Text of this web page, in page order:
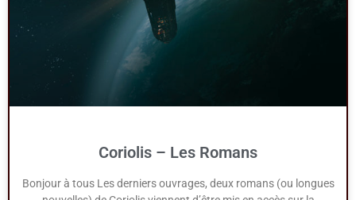
Coriolis – Les Romans
Bonjour à tous Les derniers ouvrages, deux romans (ou longues